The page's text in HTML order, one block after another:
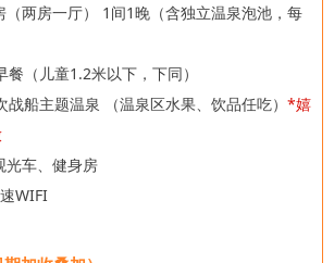
两房一厅）
1间1晚（含独立温泉泡池，每
餐（儿童1.2米以下，下同）
战船主题温泉 （温泉区水果、饮品任吃） *嬉
光车、健身房
WIFI